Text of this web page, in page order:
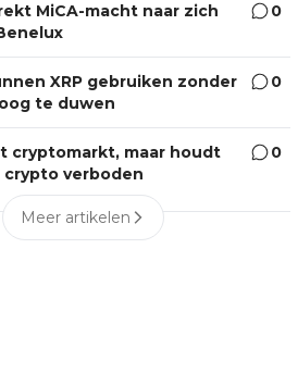
MiCA-macht naar zich
0
XRP gebruiken zonder
te duwen
0
cryptomarkt, maar houdt
verboden
0
Meer artikelen